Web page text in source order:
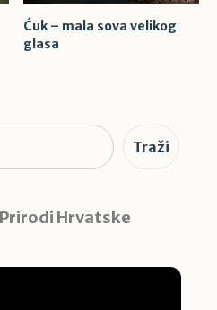
Ćuk – mala sova velikog
glasa
Traži
Hrvatske